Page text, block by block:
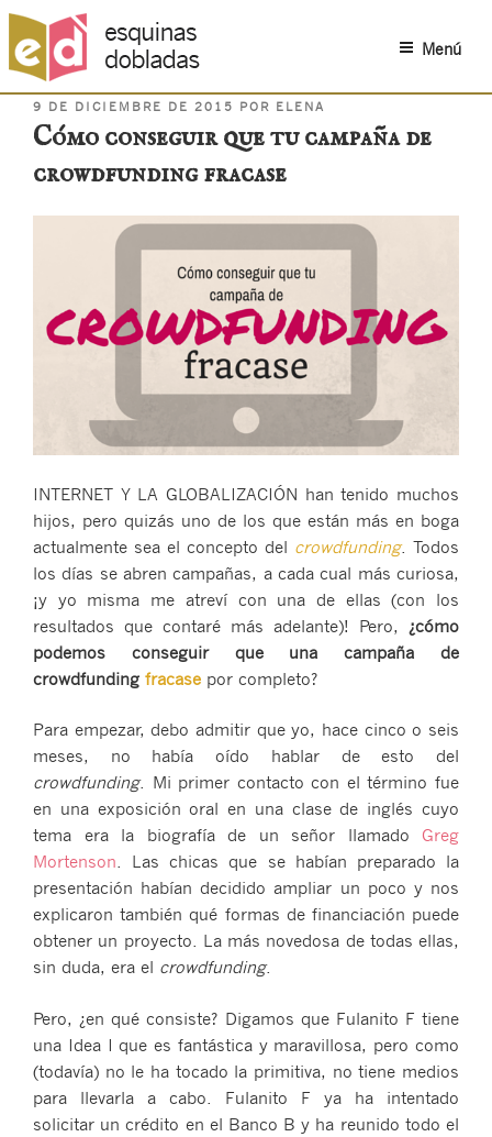
Saltar
Menú
PUBLICADO
EL
9 DE DICIEMBRE DE 2015 POR ELENA
Cómo conseguir que tu campaña de
crowdfunding fracase
INTERNET Y LA GLOBALIZACIÓN han tenido muchos
hijos, pero quizás uno de los que están más en boga
actualmente sea el concepto del crowdfunding. Todos
los días se abren campañas, a cada cual más curiosa,
¡y yo misma me atreví con una de ellas (con los
resultados que contaré más adelante)! Pero, ¿cómo
podemos conseguir que una campaña de
crowdfunding fracase por completo?
Para empezar, debo admitir que yo, hace cinco o seis
meses, no había oído hablar de esto del
crowdfunding. Mi primer contacto con el término fue
en una exposición oral en una clase de inglés cuyo
tema era la biografía de un señor llamado Greg
Mortenson. Las chicas que se habían preparado la
presentación habían decidido ampliar un poco y nos
explicaron también qué formas de financiación puede
obtener un proyecto. La más novedosa de todas ellas,
sin duda, era el crowdfunding.
Pero, ¿en qué consiste? Digamos que Fulanito F tiene
una Idea I que es fantástica y maravillosa, pero como
(todavía) no le ha tocado la primitiva, no tiene medios
para llevarla a cabo. Fulanito F ya ha intentado
solicitar un crédito en el Banco B y ha reunido todo el